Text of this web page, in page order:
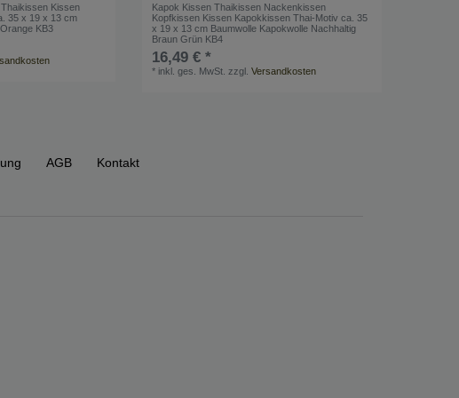
Kissen
35 x 19 x 13 cm
KB3
Kapok Kissen Thaikissen Nackenkissen
Kopfkissen Kissen Kapokkissen Thai-Motiv ca. 35
x 19 x 13 cm Baumwolle Kapokwolle Nachhaltig
Braun Grün KB4
16,49 € *
* inkl. ges. MwSt. zzgl.Versandkosten
AGB Kontakt